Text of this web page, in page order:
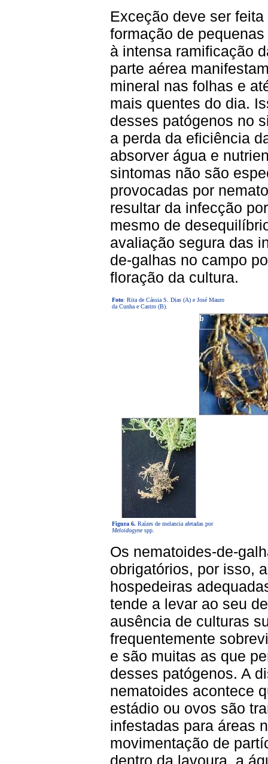
Exceção deve ser
formação de
à intensa ramificação
parte aérea
mineral nas folhas e
mais quentes do dia.
desses patógenos no
a perda da eficiência
absorver água e
sintomas não são
provocadas por
resultar da infecção
mesmo de
avaliação segura das
de-galhas no campo
floração da cultura.
Foto: Rita de Cássia S. Dias (A) e José Mauro
da Cunha e Castro (B).
Figura 6. Raízes de melancia afetadas por
Meloidogynespp.
Os nematoides-de-
obrigatórios, por isso,
hospedeiras
tende a levar ao seu
ausência de culturas
frequentemente
e são muitas as que
desses patógenos. A
nematoides acontece
estádio ou ovos são
infestadas para áreas
movimentação de
dentro da lavoura, a